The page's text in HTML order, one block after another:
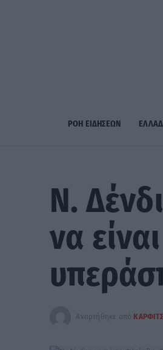
ΡΟΗ ΕΙΔΗΣΕΩΝ
Ν.
να
Αναρτήθηκε από